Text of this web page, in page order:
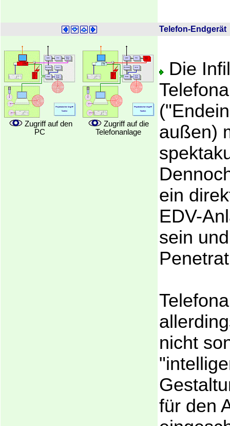
Telefon-Endgerät
Zugriff auf den
PC
Zugriff auf die
Telefonanlage
Die
außen)
ein
EDV-
sein
nicht
für den